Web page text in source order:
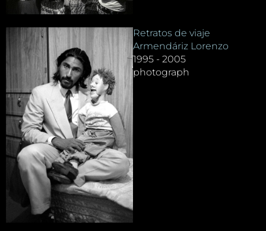
Retratos de viaje
Armendáriz Lorenzo
1995 - 2005
photograph